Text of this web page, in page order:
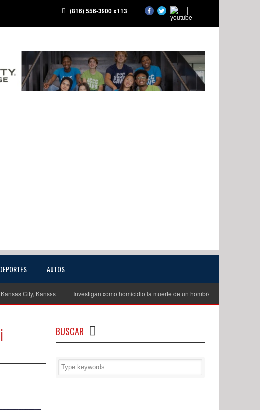
(816) 556-3900 x113
DEPORTES AUTOS
Kansas Investigan como homicidio la muerte de un hombre de unos 60 años en
BUSCAR